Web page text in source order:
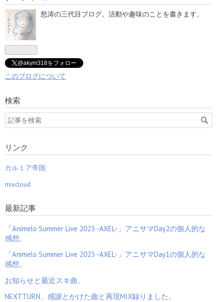
怒涛の三代目ブログ。活動や趣味のことを書きます。
@akym318をフォロー
このブログについて
検索
リンク
カルミア帝国
mixcloud
最新記事
「Animelo Summer Live 2023 -AXEL-」アニサマDay2の個人的な
感想。
「Animelo Summer Live 2023 -AXEL-」アニサマDay1の個人的な
感想。
お知らせと最近スキ曲。
NEXTTURN、感謝とかけた曲と再現MIX録りました。